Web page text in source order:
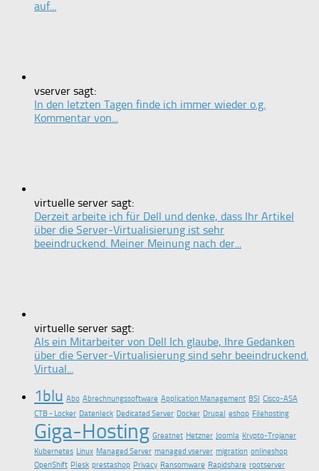
auf...
vserver sagt:
In den letzten Tagen finde ich immer wieder o.g.
Kommentar von...
virtuelle server sagt:
Derzeit arbeite ich für Dell und denke, dass Ihr Artikel
über die Server-Virtualisierung ist sehr
beeindruckend. Meiner Meinung nach der...
virtuelle server sagt:
Als ein Mitarbeiter von Dell Ich glaube, Ihre Gedanken
über die Server-Virtualisierung sind sehr beeindruckend.
Virtual...
1blu Abo Abrechnungssoftware Application Management BSI Cisco-ASA
CTB - Locker Datenleck Dedicated Server Docker Drupal eshop Filehosting
Giga-Hosting Greatnet Hetzner Joomla Krypto-Trojaner
Kubernetes Linux Managed Server managed vserver migration onlineshop
OpenShift Plesk prestashop Privacy Ransomware Rapidshare rootserver